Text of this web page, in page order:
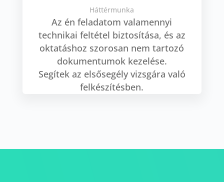
Háttérmunka
Az én feladatom valamennyi
technikai feltétel biztosítása, és az
oktatáshoz szorosan nem tartozó
dokumentumok kezelése.
Segítek az elsősegély vizsgára való
felkészítésben.